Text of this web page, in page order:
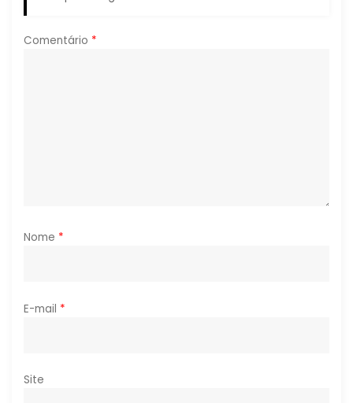
P
o
Comentário *
Nome *
E-mail *
Site